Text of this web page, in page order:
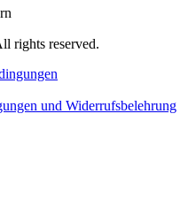
rights reserved.
und Widerrufsbelehrung